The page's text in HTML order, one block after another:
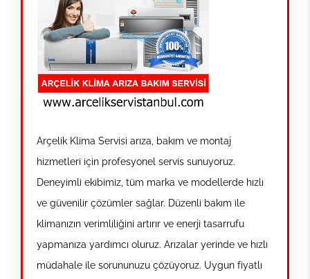
Arçelik Klima Servisi arıza, bakım ve montaj
hizmetleri için profesyonel servis sunuyoruz.
Deneyimli ekibimiz, tüm marka ve modellerde hızlı
ve güvenilir çözümler sağlar. Düzenli bakım ile
klimanızın verimliliğini artırır ve enerji tasarrufu
yapmanıza yardımcı oluruz. Arızalar yerinde ve hızlı
müdahale ile sorununuzu çözüyoruz. Uygun fiyatlı